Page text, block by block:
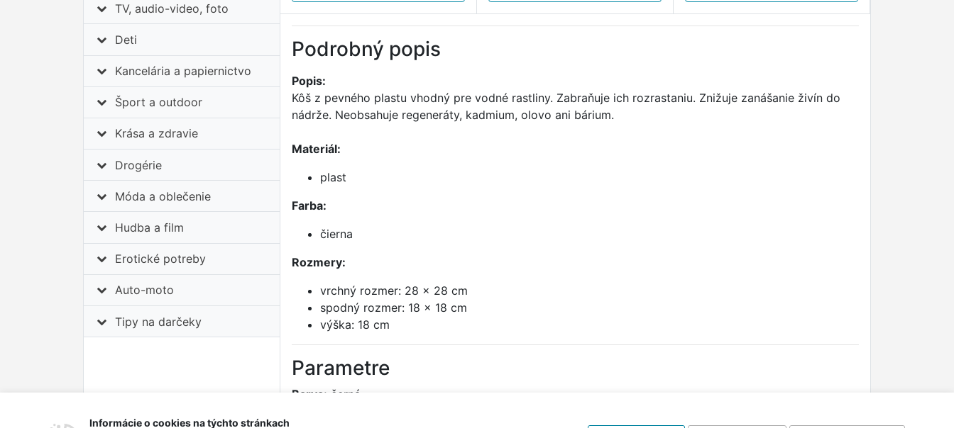
TV, audio-video, foto
Deti
Kancelária a papiernictvo
Šport a outdoor
Krása a zdravie
Drogérie
Móda a oblečenie
Hudba a film
Erotické potreby
Auto-moto
Tipy na darčeky
Podrobný popis
Popis:
Kôš z pevného plastu vhodný pre vodné rastliny. Zabraňuje ich rozrastaniu. Znižuje zanášanie živín do
nádrže. Neobsahuje regeneráty, kadmium, olovo ani bárium.
Materiál:
plast
Farba:
čierna
Rozmery:
vrchný rozmer: 28 x 28 cm
spodný rozmer: 18 x 18 cm
výška: 18 cm
Parametre
Barva: černá
Informácie o cookies na týchto stránkach